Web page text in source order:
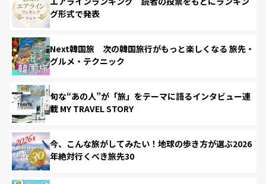
グ形式で発表
Next韓国旅 次の韓国旅行がもっと楽しくなる 旅先・
グルメ・テクニック
旬な“あの人”が「旅」をテーマに語るインタビュー連
載 MY TRAVEL STORY
今、こんな旅がしてみたい！地球の歩き方が選ぶ2026
年絶対行くべき旅先30